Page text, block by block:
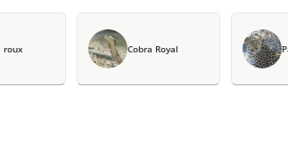
roux Cobra Royal